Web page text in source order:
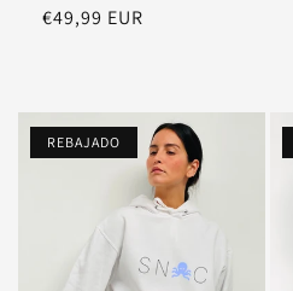
Precio
€49,99 EUR
REBAJADO